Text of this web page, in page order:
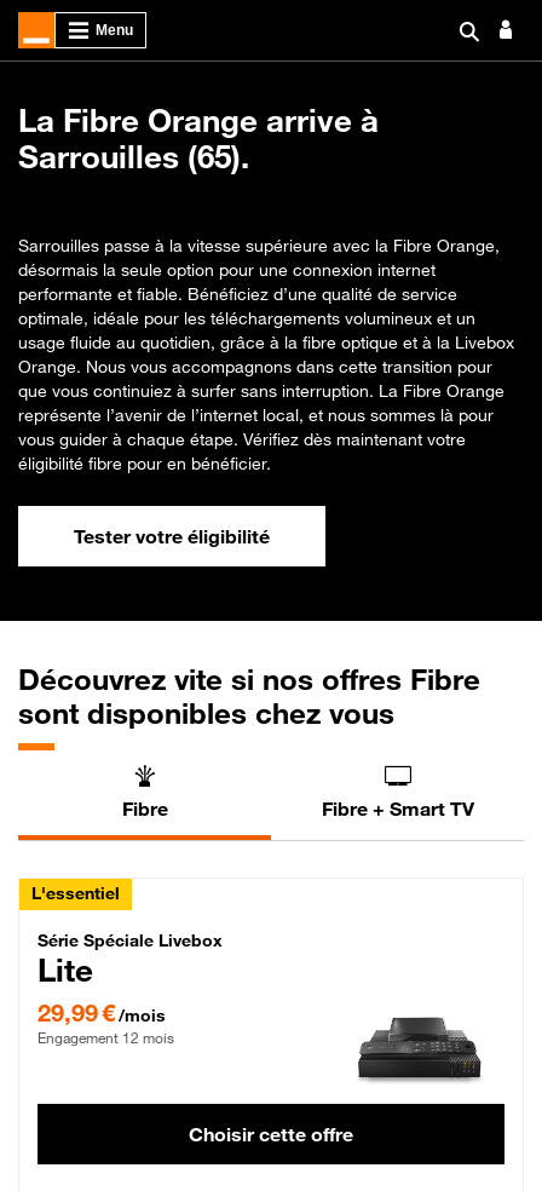
La Fibre Orange arrive à
Sarrouilles (65).
Sarrouilles passe à la vitesse supérieure avec la Fibre Orange,
désormais la seule option pour une connexion internet
performante et fiable. Bénéficiez d’une qualité de service
optimale, idéale pour les téléchargements volumineux et un
usage fluide au quotidien, grâce à la fibre optique et à la Livebox
Orange. Nous vous accompagnons dans cette transition pour
que vous continuiez à surfer sans interruption. La Fibre Orange
représente l’avenir de l’internet local, et nous sommes là pour
vous guider à chaque étape. Vérifiez dès maintenant votre
éligibilité fibre pour en bénéficier.
Tester votre éligibilité
Découvrez vite si nos offres Fibre
sont disponibles chez vous
Fibre Fibre + Smart TV
L'essentiel
Série Spéciale Livebox Lite Fibre
Série Spéciale Livebox
Lite
29,99 €/mois
Engagement 12 mois
Choisir cette offre